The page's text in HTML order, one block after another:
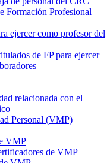
Formación Profesional
ejercer como profesor del
de FP para ejercer
relacionada con el
Personal (VMP)
VMP
de VMP